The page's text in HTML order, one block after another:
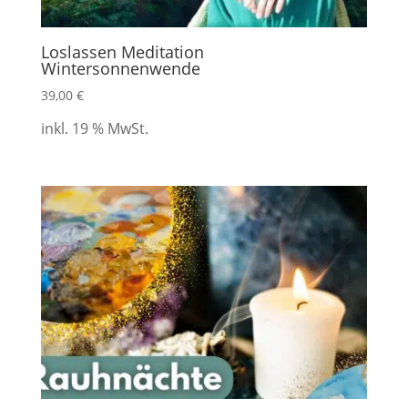
Loslassen Meditation
Wintersonnenwende
39,00 €
inkl. 19 % MwSt.